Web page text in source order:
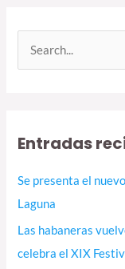
a
Entradas
Se presenta el
Laguna
Las habaneras
celebra el XIX